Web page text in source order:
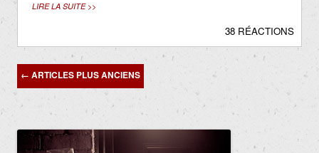
LIRE LA SUITE >>
38 RÉACTIONS
Navigation
articles
← ARTICLES PLUS ANCIENS